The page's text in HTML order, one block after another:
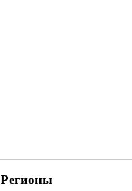
Регионы